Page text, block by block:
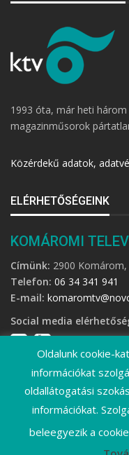
1993 óta, már heti
magazinműsorok
Közérdekű adatok,
ELÉRHETŐSÉGEINK
KOMÁROMI
Címünk: 2900 Komárom,
Telefon: 06 34 341 941
E-mail:
Social media
©2026 Komáromi
Oldalunk cookie-
információkat
oldallátogatási
információkat.
beleegyezik a